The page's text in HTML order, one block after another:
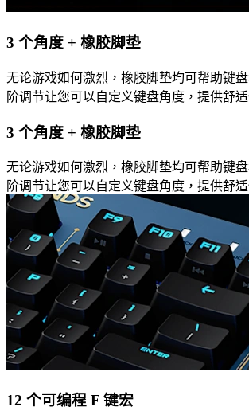
3 个角度 + 橡胶脚垫
无论游戏如何激烈，橡胶脚垫均可帮助键
阶调节让您可以自定义键盘角度，提供舒
3 个角度 + 橡胶脚垫
无论游戏如何激烈，橡胶脚垫均可帮助键
阶调节让您可以自定义键盘角度，提供舒
12 个可编程 F 键宏